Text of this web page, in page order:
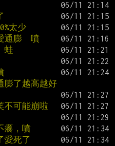
太少
通膨  噴
蛙
膨了越高越好
不可能崩啦
癢，噴
愛死了